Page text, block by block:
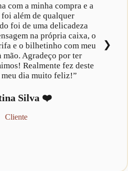
com a minha compra e a
além de qualquer
foi de uma delicadeza
na própria caixa, o
e o bilhetinho com meu
mão. Agradeço por ter
Realmente fez deste
dia muito feliz!”
Silva ❤️
Cliente